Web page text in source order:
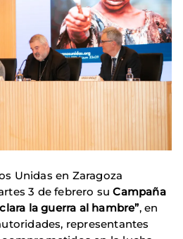
Unidas en Zaragoza
3 de febrero suCampaña
la guerra al hambre”, en
representantes